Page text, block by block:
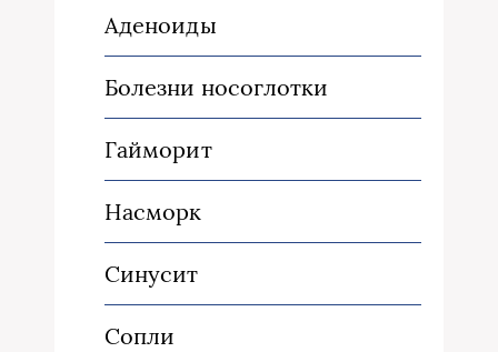
Аденоиды
Болезни носоглотки
Гайморит
Насморк
Синусит
Сопли